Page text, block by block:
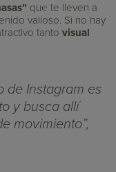
que te lleven a
valioso. Si no hay
tantovisual
de Instagram es
y busca allí
movimiento”,